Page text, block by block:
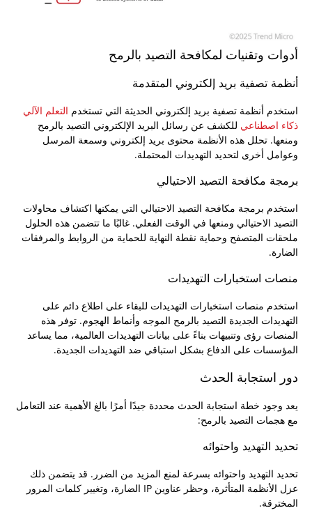
أدوات وتقنيات لمكافحة التصيد بالرمح
أنظمة تصفية بريد إلكتروني المتقدمة
استخدم أنظمة تصفية بريد إلكتروني الحديثة التي تستخدم التعلم الآلي
ذكاء اصطناعي للكشف عن رسائل البريد الإلكتروني التصيد بالرمح
ومنعها. تحلل هذه الأنظمة محتوى بريد إلكتروني وسمعة المرسل
وعوامل أخرى لتحديد التهديدات المحتملة.
برمجة مكافحة التصيد الاحتيالي
استخدم برمجة مكافحة التصيد الاحتيالي التي يمكنها اكتشاف محاولات
التصيد الاحتيالي ومنعها في الوقت الفعلي. غالبًا ما تتضمن هذه الحلول
ملحقات المتصفح وحماية نقطة النهاية للحماية من الروابط والمرفقات
الضارة.
منصات استخبارات التهديدات
استخدم منصات استخبارات التهديدات للبقاء على اطلاع دائم على
التهديدات الجديدة التصيد بالرمح الموجه وأنماط الهجوم. توفر هذه
المنصات رؤى وتنبيهات بناءً على بيانات التهديدات العالمية، مما يساعد
المؤسسات على الدفاع بشكل استباقي ضد التهديدات الجديدة.
دور استجابة الحدث
يعد وجود خطة استجابة الحدث محددة جيدًا أمرًا بالغ الأهمية عند التعامل
مع هجمات التصيد بالرمح:
تحديد التهديد واحتوائه
تحديد التهديد واحتوائه بسرعة لمنع المزيد من الضرر. قد يتضمن ذلك
عزل الأنظمة المتأثرة، وحظر عناوين IP الضارة، وتغيير كلمات المرور
المخترقة.